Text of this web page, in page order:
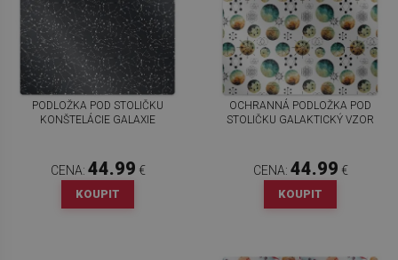
PODLOŽKA POD STOLIČKU
KONŠTELÁCIE GALAXIE
CENA: 44.99 €
KOUPIT
OCHRANNÁ PODLOŽKA POD
STOLIČKU GALAKTICKÝ VZOR
CENA: 44.99 €
KOUPIT